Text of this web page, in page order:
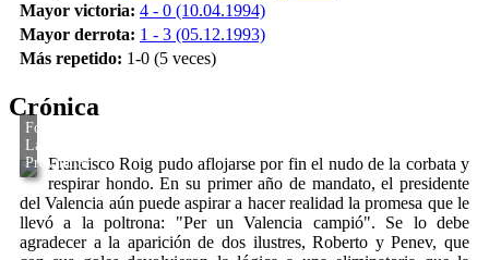
Mayor victoria: 4 - 0 (10.04.1994)
Mayor derrota: 1 - 3 (05.12.1993)
Más repetido: 1-0 (5 veces)
Crónica
Francisco Roig pudo aflojarse por fin el nudo de la corbata y
respirar hondo. En su primer año de mandato, el presidente
del Valencia aún puede aspirar a hacer realidad la promesa que le
llevó a la poltrona: "Per un Valencia campió". Se lo debe
agradecer a la aparición de dos ilustres, Roberto y Penev, que